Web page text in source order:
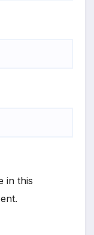
in this